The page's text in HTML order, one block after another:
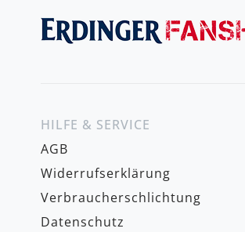
HILFE & SERVICE
AGB
Widerrufserklärung
Verbraucherschlichtung
Datenschutz